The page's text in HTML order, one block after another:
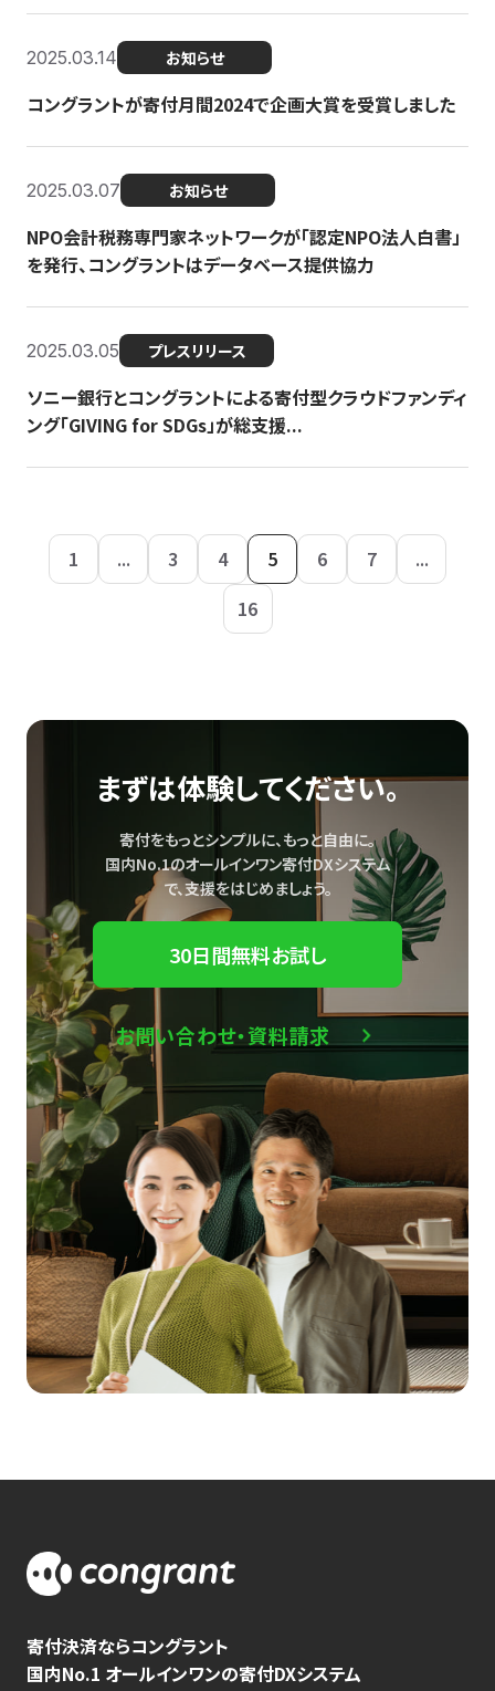
2025.03.14 お知らせ
コングラントが寄付月間2024で企画大賞を受賞しました
2025.03.07 お知らせ
NPO会計税務専門家ネットワークが「認定NPO法人白書」
を発行、コングラントはデータベース提供協力
2025.03.05 プレスリリース
ソニー銀行とコングラントによる寄付型クラウドファンディ
ング「GIVING for SDGs」が総支援...
1 ... 3 4 5 6 7
...
16
まずは体験してください。
寄付をもっとシンプルに、もっと自由に。
国内No.1のオールインワン寄付DXシステム
で、支援をはじめましょう。
30日間無料お試し
お問い合わせ・資料請求
寄付決済ならコングラント
国内No.1 オールインワンの寄付DXシステム